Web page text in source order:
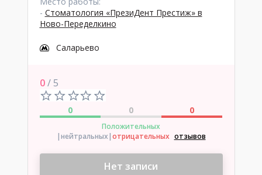
- Стоматология «ПрезиДент Престиж» в
Ново-Переделкино
Саларьево
0/ 5
0 0 0
Положительных
|нейтральных|отрицательных отзывов
Нет записи